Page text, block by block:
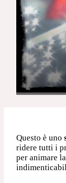
Questo è uno
ridere tutti i
per animare